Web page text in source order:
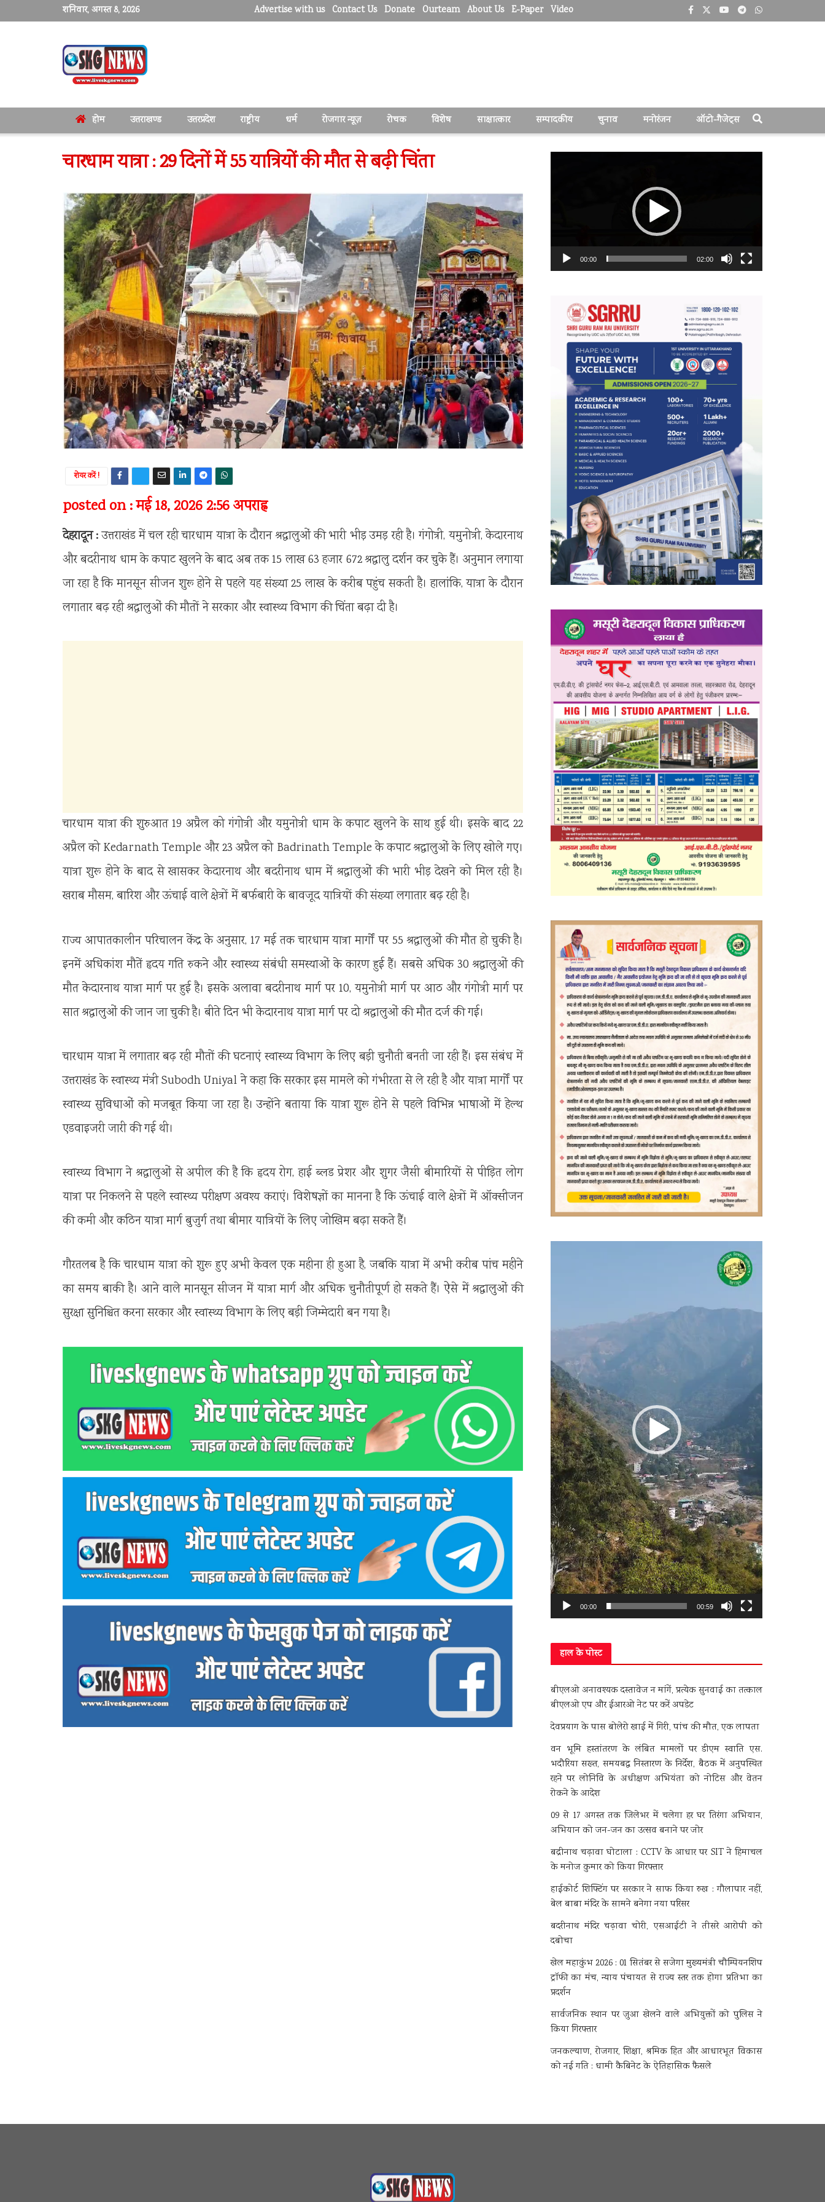
शनिवार, अगस्त 8, 2026 Advertise with us Contact Us Donate Ourteam About Us E-Paper Video
होम उत्तराखण्ड उत्तरप्रदेश राष्ट्रीय धर्म रोजगार न्यूज़ रोचक विशेष साक्षात्कार सम्पादकीय चुनाव मनोरंजन ऑटो-गैजेट्स
चारधाम यात्रा : 29 दिनों में 55 यात्रियों की मौत से बढ़ी चिंता
शेयर करें !
posted on : मई 18, 2026 2:56 अपराह्न
देहरादून :उत्तराखंड में चल रही चारधाम यात्रा के दौरान श्रद्धालुओं की भारी भीड़ उमड़ रही है। गंगोत्री, यमुनोत्री, केदारनाथ
और बदरीनाथ धाम के कपाट खुलने के बाद अब तक 15 लाख 63 हजार 672 श्रद्धालु दर्शन कर चुके हैं। अनुमान लगाया
जा रहा है कि मानसून सीजन शुरू होने से पहले यह संख्या 25 लाख के करीब पहुंच सकती है। हालांकि, यात्रा के दौरान
लगातार बढ़ रही श्रद्धालुओं की मौतों ने सरकार और स्वास्थ्य विभाग की चिंता बढ़ा दी है।
चारधाम यात्रा की शुरुआत 19 अप्रैल को गंगोत्री और यमुनोत्री धाम के कपाट खुलने के साथ हुई थी। इसके बाद 22
अप्रैल कोKedarnath Temple और 23 अप्रैल को Badrinath Templeके कपाट श्रद्धालुओं के लिए खोले गए।
यात्रा शुरू होने के बाद से खासकर केदारनाथ और बदरीनाथ धाम में श्रद्धालुओं की भारी भीड़ देखने को मिल रही है।
खराब मौसम, बारिश और ऊंचाई वाले क्षेत्रों में बर्फबारी के बावजूद यात्रियों की संख्या लगातार बढ़ रही है।
राज्य आपातकालीन परिचालन केंद्र के अनुसार, 17 मई तक चारधाम यात्रा मार्गों पर 55 श्रद्धालुओं की मौत हो चुकी है।
इनमें अधिकांश मौतें हृदय गति रुकने और स्वास्थ्य संबंधी समस्याओं के कारण हुई हैं। सबसे अधिक 30 श्रद्धालुओं की
मौत केदारनाथ यात्रा मार्ग पर हुई है। इसके अलावा बदरीनाथ मार्ग पर 10, यमुनोत्री मार्ग पर आठ और गंगोत्री मार्ग पर
सात श्रद्धालुओं की जान जा चुकी है। बीते दिन भी केदारनाथ यात्रा मार्ग पर दो श्रद्धालुओं की मौत दर्ज की गई।
चारधाम यात्रा में लगातार बढ़ रही मौतों की घटनाएं स्वास्थ्य विभाग के लिए बड़ी चुनौती बनती जा रही हैं। इस संबंध में
उत्तराखंड के स्वास्थ्य मंत्रीSubodh Uniyalने कहा कि सरकार इस मामले को गंभीरता से ले रही है और यात्रा मार्गों पर
स्वास्थ्य सुविधाओं को मजबूत किया जा रहा है। उन्होंने बताया कि यात्रा शुरू होने से पहले विभिन्न भाषाओं में हेल्थ
एडवाइजरी जारी की गई थी।
स्वास्थ्य विभाग ने श्रद्धालुओं से अपील की है कि हृदय रोग, हाई ब्लड प्रेशर और शुगर जैसी बीमारियों से पीड़ित लोग
यात्रा पर निकलने से पहले स्वास्थ्य परीक्षण अवश्य कराएं। विशेषज्ञों का मानना है कि ऊंचाई वाले क्षेत्रों में ऑक्सीजन
की कमी और कठिन यात्रा मार्ग बुजुर्ग तथा बीमार यात्रियों के लिए जोखिम बढ़ा सकते हैं।
गौरतलब है कि चारधाम यात्रा को शुरू हुए अभी केवल एक महीना ही हुआ है, जबकि यात्रा में अभी करीब पांच महीने
का समय बाकी है। आने वाले मानसून सीजन में यात्रा मार्ग और अधिक चुनौतीपूर्ण हो सकते हैं। ऐसे में श्रद्धालुओं की
सुरक्षा सुनिश्चित करना सरकार और स्वास्थ्य विभाग के लिए बड़ी जिम्मेदारी बन गया है।
00:00 02:00
00:00 00:59
हाल के पोस्ट
बीएलओ अनावश्यक दस्तावेज न मांगें, प्रत्येक सुनवाई का तत्काल
बीएलओ एप और ईआरओ नेट पर करें अपडेट
देवप्रयाग के पास बोलेरो खाई में गिरी, पांच की मौत, एक लापता
वन भूमि हस्तांतरण के लंबित मामलों पर डीएम स्वाति एस.
भदौरिया सख्त, समयबद्ध निस्तारण के निर्देश, बैठक में अनुपस्थित
रहने पर लोनिवि के अधीक्षण अभियंता को नोटिस और वेतन
रोकने के आदेश
09 से 17 अगस्त तक जिलेभर में चलेगा हर घर तिरंगा अभियान,
अभियान को जन-जन का उत्सव बनाने पर जोर
बद्रीनाथ चढ़ावा घोटाला : CCTV के आधार पर SIT ने हिमाचल
के मनोज कुमार को किया गिरफ्तार
हाईकोर्ट शिफ्टिंग पर सरकार ने साफ किया रुख : गौलापार नहीं,
बेल बाबा मंदिर के सामने बनेगा नया परिसर
बदरीनाथ मंदिर चढ़ावा चोरी, एसआईटी ने तीसरे आरोपी को
दबोचा
खेल महाकुंभ 2026 : 01 सितंबर से सजेगा मुख्यमंत्री चौम्पियनशिप
ट्रॉफी का मंच, न्याय पंचायत से राज्य स्तर तक होगा प्रतिभा का
प्रदर्शन
सार्वजनिक स्थान पर जुआ खेलने वाले अभियुक्तों को पुलिस ने
किया गिरफ्तार
जनकल्याण, रोजगार, शिक्षा, श्रमिक हित और आधारभूत विकास
को नई गति : धामी कैबिनेट के ऐतिहासिक फैसले